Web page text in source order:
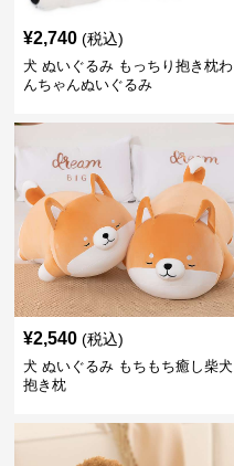
¥2,740 (税込)
犬 ぬいぐるみ もっちり抱き枕わ
んちゃんぬいぐるみ
¥2,540 (税込)
犬 ぬいぐるみ もちもち癒し柴犬
抱き枕